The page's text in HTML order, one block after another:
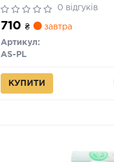
0 відгуків
710₴ завтра
Артикул:
AS-PL
КУПИТИ